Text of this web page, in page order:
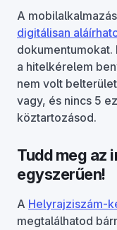
A
digitálisan
dokumentumokat.
a hitelkérelem
nem volt
vagy, és nincs 5
köztartozásod.
Tudd meg az
egyszerűen!
A Helyrajziszám-
megtalálhatod